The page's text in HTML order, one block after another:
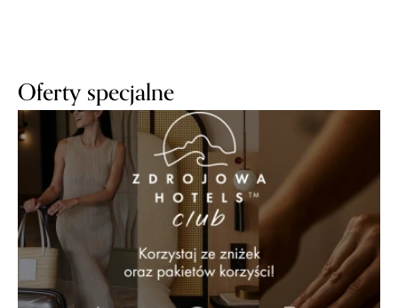
Oferty specjalne